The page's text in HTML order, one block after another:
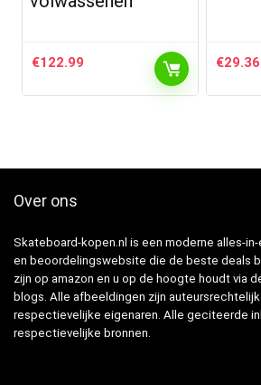
€122.99 €29.36
Over ons
Skateboard-kopen.nl is een moderne alles-
en beoordelingswebsite die de beste deals
zijn op amazon en u op de hoogte houdt via
blogs. Alle afbeeldingen zijn
respectievelijke eigenaren. Alle geciteerde
respectievelijke bronnen.